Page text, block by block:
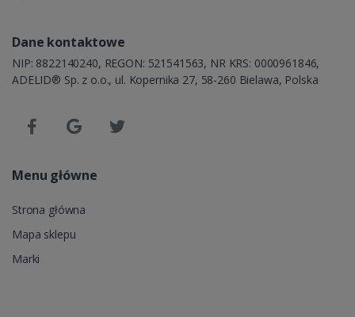
Dane kontaktowe
NIP: 8822140240, REGON: 521541563, NR KRS: 0000961846,
ADELID® Sp. z o.o., ul. Kopernika 27, 58-260 Bielawa, Polska
Menu główne
Strona główna
Mapa sklepu
Marki